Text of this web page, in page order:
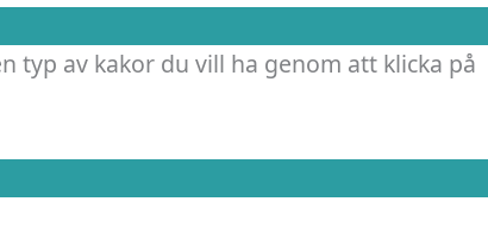
typ av kakor du vill ha genom att klicka på